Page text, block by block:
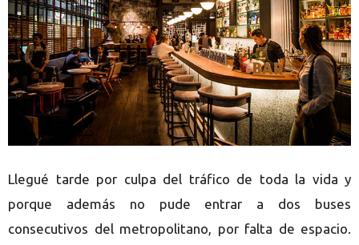
Llegué tarde por culpa del tráfico de toda la vida y
porque además no pude entrar a dos buses
consecutivos del metropolitano, por falta de espacio.